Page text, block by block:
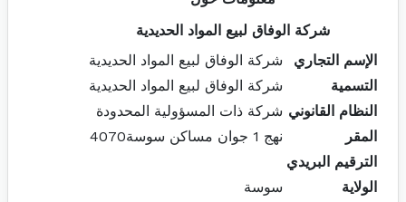
شركة الوفاق لبيع المواد الحديدية
الإسم التجاري
شركة الوفاق لبيع المواد الحديدية
التسمية
شركة الوفاق لبيع المواد الحديدية
النظام القانوني شركة ذات المسؤولية المحدودة
المقر
نهج 1 جوان مساكن سوسة4070
الترقيم البريدي
الولاية
سوسة